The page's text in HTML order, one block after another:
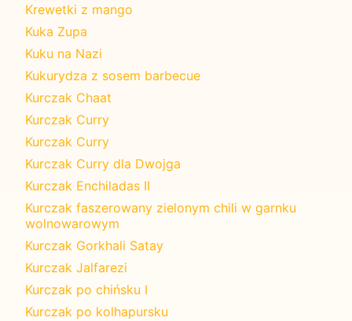
Krewetki z mango
Kuka Zupa
Kuku na Nazi
Kukurydza z sosem barbecue
Kurczak Chaat
Kurczak Curry
Kurczak Curry
Kurczak Curry dla Dwojga
Kurczak Enchiladas II
Kurczak faszerowany zielonym chili w garnku
wolnowarowym
Kurczak Gorkhali Satay
Kurczak Jalfarezi
Kurczak po chińsku I
Kurczak po kolhapursku